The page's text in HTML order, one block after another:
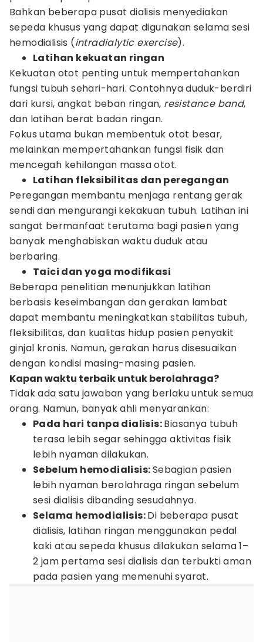
Bahkan beberapa pusat dialisis menyediakan
sepeda khusus yang dapat digunakan selama sesi
hemodialisis (intradialytic exercise).
Latihan kekuatan ringan
Kekuatan otot penting untuk mempertahankan
fungsi tubuh sehari-hari. Contohnya duduk-berdiri
dari kursi, angkat beban ringan, resistance band,
dan latihan berat badan ringan.
Fokus utama bukan membentuk otot besar,
melainkan mempertahankan fungsi fisik dan
mencegah kehilangan massa otot.
Latihan fleksibilitas dan peregangan
Peregangan membantu menjaga rentang gerak
sendi dan mengurangi kekakuan tubuh. Latihan ini
sangat bermanfaat terutama bagi pasien yang
banyak menghabiskan waktu duduk atau
berbaring.
Taici dan yoga modifikasi
Beberapa penelitian menunjukkan latihan
berbasis keseimbangan dan gerakan lambat
dapat membantu meningkatkan stabilitas tubuh,
fleksibilitas, dan kualitas hidup pasien penyakit
ginjal kronis. Namun, gerakan harus disesuaikan
dengan kondisi masing-masing pasien.
Kapan waktu terbaik untuk berolahraga?
Tidak ada satu jawaban yang berlaku untuk semua
orang. Namun, banyak ahli menyarankan:
Pada hari tanpa dialisis:Biasanya tubuh
terasa lebih segar sehingga aktivitas fisik
lebih nyaman dilakukan.
Sebelum hemodialisis:Sebagian pasien
lebih nyaman berolahraga ringan sebelum
sesi dialisis dibanding sesudahnya.
Selama hemodialisis:Di beberapa pusat
dialisis, latihan ringan menggunakan pedal
kaki atau sepeda khusus dilakukan selama 1–
2 jam pertama sesi dialisis dan terbukti aman
pada pasien yang memenuhi syarat.